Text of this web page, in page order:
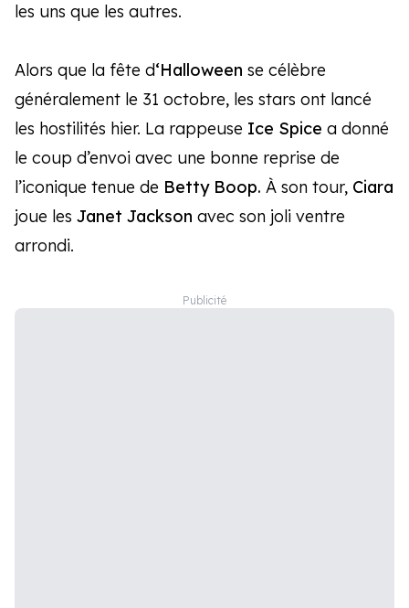
les uns que les autres.
Alors que la fête d‘Halloween se célèbre
généralement le 31 octobre, les stars ont lancé
les hostilités hier. La rappeuse Ice Spice a donné
le coup d’envoi avec une bonne reprise de
l’iconique tenue de Betty Boop. À son tour, Ciara
joue les Janet Jackson avec son joli ventre
arrondi.